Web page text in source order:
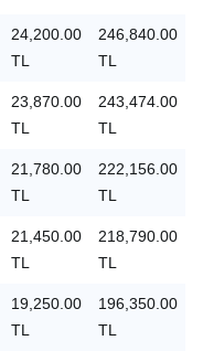
24,200.00
TL
246,840.00
TL
23,870.00
TL
243,474.00
TL
21,780.00
TL
222,156.00
TL
21,450.00
TL
218,790.00
TL
19,250.00
TL
196,350.00
TL